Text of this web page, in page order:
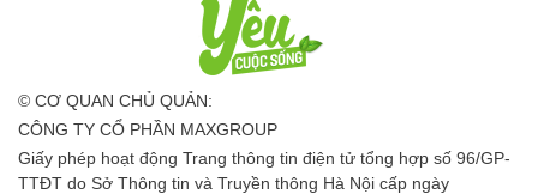
© CƠ QUAN CHỦ QUẢN:
CÔNG TY CỔ PHẦN MAXGROUP
Giấy phép hoạt động Trang thông tin điện tử tổng hợp số 96/GP-
TTĐT do Sở Thông tin và Truyền thông Hà Nội cấp ngày